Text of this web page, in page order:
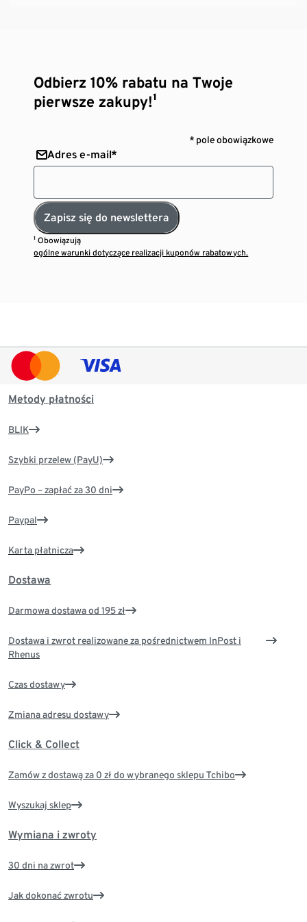
Odbierz 10% rabatu na Twoje
pierwsze zakupy!¹
* pole obowiązkowe
Adres e-mail*
Zapisz się do newslettera
¹ Obowiązują
ogólne warunki dotyczące realizacji kuponów rabatowych.
Metody płatności
BLIK
Szybki przelew (PayU)
PayPo – zapłać za 30 dni
Paypal
Karta płatnicza
Dostawa
Darmowa dostawa od 195 zł
Dostawa i zwrot realizowane za pośrednictwem InPost i
Rhenus
Czas dostawy
Zmiana adresu dostawy
Click & Collect
Zamów z dostawą za 0 zł do wybranego sklepu Tchibo
Wyszukaj sklep
Wymiana i zwroty
30 dni na zwrot
Jak dokonać zwrotu